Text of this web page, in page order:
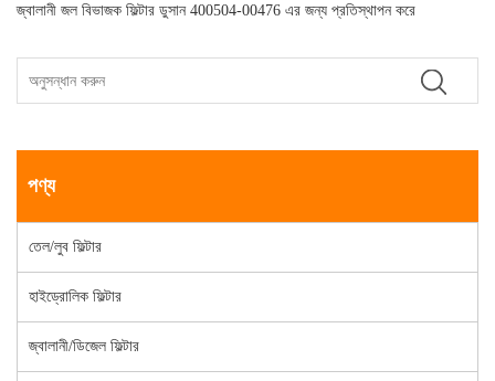
জ্বালানী জল বিভাজক ফিল্টার ডুসান 400504-00476 এর জন্য প্রতিস্থাপন করে
পণ্য
তেল/লুব ফিল্টার
হাইড্রোলিক ফিল্টার
জ্বালানী/ডিজেল ফিল্টার